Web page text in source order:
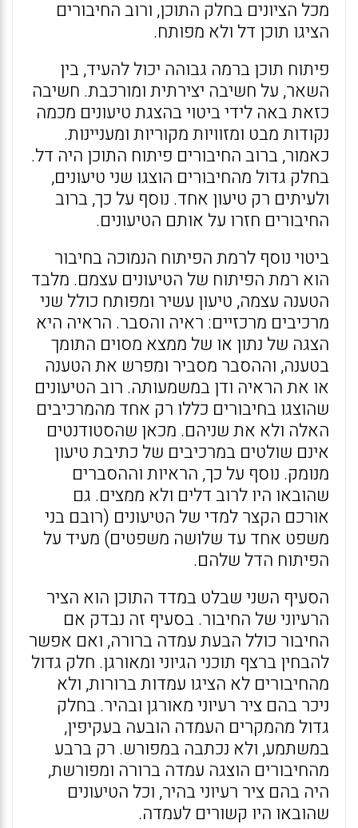
מכל הציונים בחלק התוכן, ורוב החיבורים
הציגו תוכן דל ולא מפותח.
פיתוח תוכן ברמה גבוהה יכול להעיד, בין
השאר, על חשיבה יצירתית ומורכבת. חשיבה
כזאת באה לידי ביטוי בהצגת טיעונים מכמה
נקודות מבט ומזוויות מקוריות ומעניינות.
כאמור, ברוב החיבורים פיתוח התוכן היה דל.
בחלק גדול מהחיבורים הוצגו שני טיעונים,
ולעיתים רק טיעון אחד. נוסף על כך, ברוב
החיבורים חזרו על אותם הטיעונים.
ביטוי נוסף לרמת הפיתוח הנמוכה בחיבור
הוא רמת הפיתוח של הטיעונים עצמם. מלבד
הטענה עצמה, טיעון עשיר ומפותח כולל שני
מרכיבים מרכזיים: ראיה והסבר. הראיה היא
הצגה של נתון או של ממצא מסוים התומך
בטענה, וההסבר מסביר ומפרש את הטענה
או את הראיה ודן במשמעותה. רוב הטיעונים
שהוצגו בחיבורים כללו רק אחד מהמרכיבים
האלה ולא את שניהם. מכאן שהסטודנטים
אינם שולטים במרכיבים של כתיבת טיעון
מנומק. נוסף על כך, הראיות וההסברים
שהובאו היו לרוב דלים ולא ממצים. גם
אורכם הקצר למדי של הטיעונים (רובם בני
משפט אחד עד שלושה משפטים) מעיד על
הפיתוח הדל שלהם.
הסעיף השני שבלט במדד התוכן הוא הציר
הרעיוני של החיבור. בסעיף זה נבדק אם
החיבור כולל הבעת עמדה ברורה, ואם אפשר
להבחין ברצף תוכני הגיוני ומאורגן. חלק גדול
מהחיבורים לא הציגו עמדות ברורות, ולא
ניכר בהם ציר רעיוני מאורגן ובהיר. בחלק
גדול מהמקרים העמדה הובעה בעקיפין,
במשתמע, ולא נכתבה במפורש. רק ברבע
מהחיבורים הוצגה עמדה ברורה ומפורשת,
היה בהם ציר רעיוני בהיר, וכל הטיעונים
שהובאו היו קשורים לעמדה.